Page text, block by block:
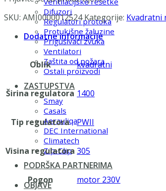
Difuzori
Regulatori protoka
Protukišne žaluzine
Prigušivači zvuka
Ventilatori
Zaštita od požara
Ostali proizvodi
ZASTUPSTVA
Smay
Casals
Aerauliqa
DEC International
Climatech
Zip-Clip
PODRŠKA PARTNERIMA
OBJAVE
SKU: AMI0000012524 Kategorije: Kvadratni
Dodatne informacije
Oblik kvadratni
Širina regulatora 1400
Tip regulatora PWII
Visina regulatora 305
Pogon motor 230V